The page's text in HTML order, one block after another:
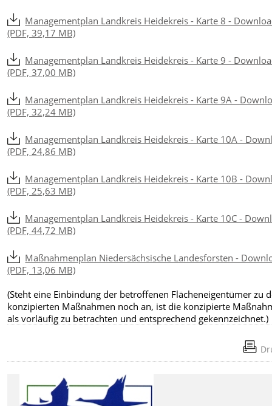
Managementplan Landkreis Heidekreis - Karte 8 -
(PDF, 39,17 MB)
Managementplan Landkreis Heidekreis - Karte 9 -
(PDF, 37,00 MB)
Managementplan Landkreis Heidekreis - Karte 9A -
(PDF, 32,24 MB)
Managementplan Landkreis Heidekreis - Karte 10A -
(PDF, 24,86 MB)
Managementplan Landkreis Heidekreis - Karte 10B -
(PDF, 25,63 MB)
Managementplan Landkreis Heidekreis - Karte 10C -
(PDF, 44,72 MB)
Maßnahmenplan Niedersächsische Landesforsten -
(PDF, 13,06 MB)
(Steht eine Einbindung der betroffenen Flächeneigentümer zu
konzipierten Maßnahmen noch an, ist die konzipierte
als vorläufig zu betrachten und entsprechend gekennzeichnet.)